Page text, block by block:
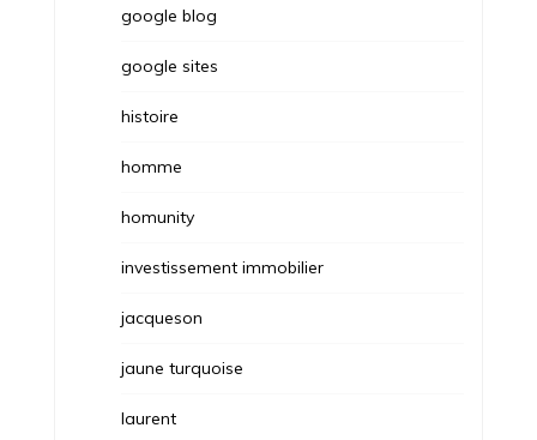
google blog
google sites
histoire
homme
homunity
investissement immobilier
jacqueson
jaune turquoise
laurent